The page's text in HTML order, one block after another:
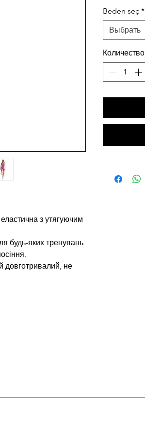
з утягуючим
будь-яких тренувань
довготривалий, не
Beden seç *
Выбрать
Количество